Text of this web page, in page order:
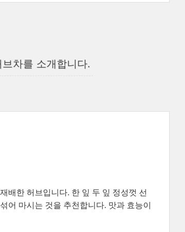
차를 소개합니다.
배한 허브입니다. 한 잎 두 잎 정성껏 선
어 마시는 것을 추천합니다. 맛과 효능이